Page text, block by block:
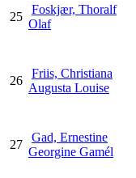
25
Foskjær, Thoralf
Olaf
26
Friis, Christiana
Augusta Louise
27
Gad, Ernestine
Georgine Gamél